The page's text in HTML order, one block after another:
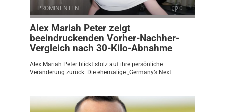
PROMINENTEN 0
Alex Mariah Peter zeigt
beeindruckenden Vorher-Nachher-
Vergleich nach 30-Kilo-Abnahme
Alex Mariah Peter blickt stolz auf ihre persönliche
Veränderung zurück. Die ehemalige „Germany’s Next